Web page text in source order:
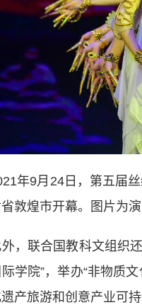
9月24日，第五届丝
敦煌市开幕。图片为
联合国教科文组织还
学院”，举办“非物质
产旅游和创意产业可持